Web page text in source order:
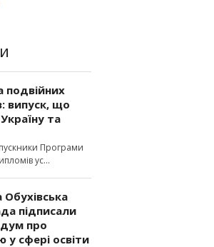
подвійних
випуск, що
та
Програми
ус
підписали
про
у сфері освіти